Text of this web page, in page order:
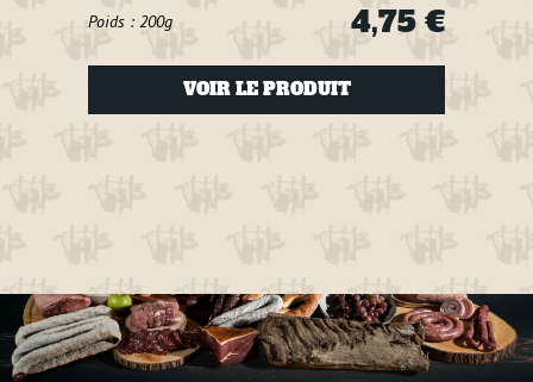
Poids : 200g 4,75 €
VOIR LE PRODUIT